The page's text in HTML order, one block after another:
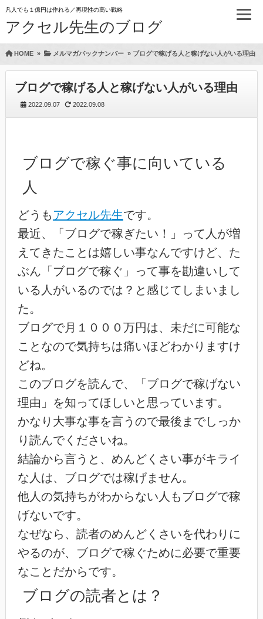
凡人でも１億円は作れる／再現性の高い戦略
アクセル先生のブログ
HOME» メルマガバックナンバー» ブログで稼げる人と稼げない人がいる理由
ブログで稼げる人と稼げない人がいる理由
2022.09.07 2022.09.08
ブログで稼ぐ事に向いている
人
どうも アクセル先生です。
最近、「ブログで稼ぎたい！」って人が増
えてきたことは嬉しい事なんですけど、た
ぶん「ブログで稼ぐ」って事を勘違いして
いる人がいるのでは？と感じてしまいまし
た。
ブログで月１０００万円は、未だに可能な
ことなので気持ちは痛いほどわかりますけ
どね。
このブログを読んで、「ブログで稼げない
理由」を知ってほしいと思っています。
かなり大事な事を言うので最後までしっか
り読んでくださいね。
結論から言うと、めんどくさい事がキライ
な人は、ブログでは稼げません。
他人の気持ちがわからない人もブログで稼
げないです。
なぜなら、読者のめんどくさいを代わりに
やるのが、ブログで稼ぐために必要で重要
なことだからです。
ブログの読者とは？